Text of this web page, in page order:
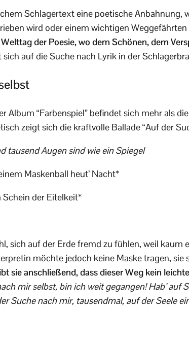
Schlagertext eine poetische Anbahnung,
wird oder einem wichtigen Weggefährten
der Poesie, wo dem Schönen, dem
auf die Suche nach Lyrik in der
Album “Farbenspiel” befindet sich mehr als
zeigt sich die kraftvolle Ballade “Auf der
tausend Augen sind wie ein Spiegel
Maskenball heut’ Nacht*
der Eitelkeit*
sich auf der Erde fremd zu fühlen, weil kaum
möchte jedoch keine Maske tragen, sie
sie anschließend, dass dieser Weg kein
mir selbst, bin ich weit gegangen! Hab’ auf
Suche nach mir, tausendmal, auf der Seele